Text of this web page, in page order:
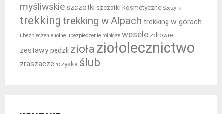
myśliwskieszczotki szczotki kosmetyczne Szczyrk
trekking trekking w Alpach trekking w górach
ubezpieczenie rolne ubezpieczenie rolnicze wesele zdrowie
zestawy pędzli ziołaziołolecznictwo
zraszacze łożyska ślub